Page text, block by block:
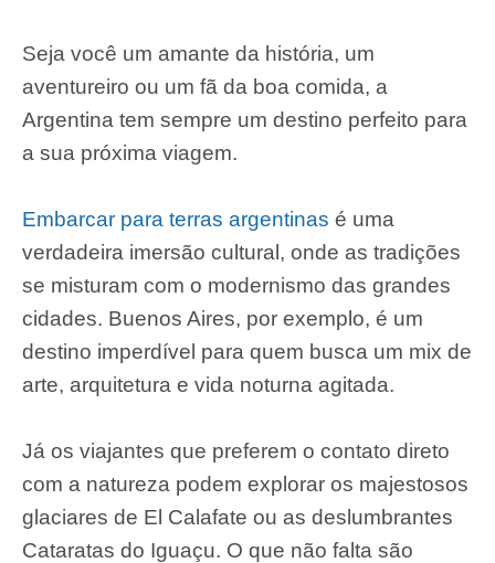
Seja você um amante da história, um
aventureiro ou um fã da boa comida, a
Argentina tem sempre um destino perfeito para
a sua próxima viagem.
Embarcar para terras argentinas é uma
verdadeira imersão cultural, onde as tradições
se misturam com o modernismo das grandes
cidades. Buenos Aires, por exemplo, é um
destino imperdível para quem busca um mix de
arte, arquitetura e vida noturna agitada.
Já os viajantes que preferem o contato direto
com a natureza podem explorar os majestosos
glaciares de El Calafate ou as deslumbrantes
Cataratas do Iguaçu. O que não falta são